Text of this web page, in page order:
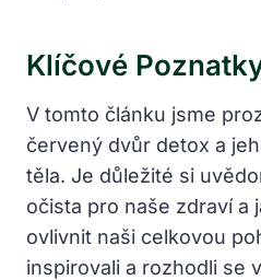
Klíčové
V tomto článku jsme
červený dvůr detox a
těla. Je důležité si
očista pro naše zdraví a
ovlivnit naši celkovou
inspirovali a rozhodli se